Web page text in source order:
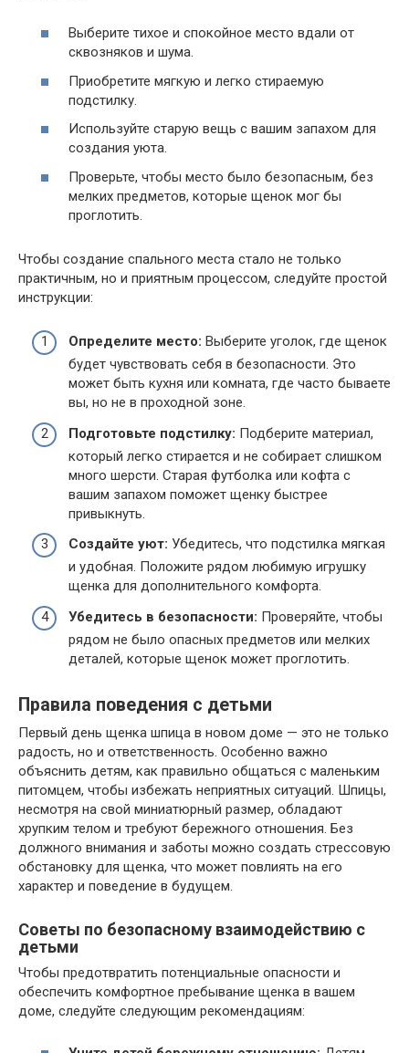
Выберите тихое и спокойное место вдали от
сквозняков и шума.
Приобретите мягкую и легко стираемую
подстилку.
Используйте старую вещь с вашим запахом для
создания уюта.
Проверьте, чтобы место было безопасным, без
мелких предметов, которые щенок мог бы
проглотить.
Чтобы создание спального места стало не только
практичным, но и приятным процессом, следуйте простой
инструкции:
Определите место: Выберите уголок, где щенок
будет чувствовать себя в безопасности. Это
может быть кухня или комната, где часто бываете
вы, но не в проходной зоне.
Подготовьте подстилку: Подберите материал,
который легко стирается и не собирает слишком
много шерсти. Старая футболка или кофта с
вашим запахом поможет щенку быстрее
привыкнуть.
Создайте уют: Убедитесь, что подстилка мягкая
и удобная. Положите рядом любимую игрушку
щенка для дополнительного комфорта.
Убедитесь в безопасности: Проверяйте, чтобы
рядом не было опасных предметов или мелких
деталей, которые щенок может проглотить.
Правила поведения с детьми
Первый день щенка шпица в новом доме — это не только
радость, но и ответственность. Особенно важно
объяснить детям, как правильно общаться с маленьким
питомцем, чтобы избежать неприятных ситуаций. Шпицы,
несмотря на свой миниатюрный размер, обладают
хрупким телом и требуют бережного отношения. Без
должного внимания и заботы можно создать стрессовую
обстановку для щенка, что может повлиять на его
характер и поведение в будущем.
Советы по безопасному взаимодействию с
детьми
Чтобы предотвратить потенциальные опасности и
обеспечить комфортное пребывание щенка в вашем
доме, следуйте следующим рекомендациям: